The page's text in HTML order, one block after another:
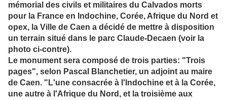
mémorial des civils et militaires du Calvados morts
pour la France en Indochine, Corée, Afrique du Nord et
opex, la Ville de Caen a décidé de mettre à disposition
un terrain situé dans le parc Claude-Decaen (voir la
photo ci-contre).
Le monument sera composé de trois parties: "Trois
pages", selon Pascal Blanchetier, un adjoint au maire
de Caen. "L'une consacrée à l'Indochine et à la Corée,
une autre à l'Afrique du Nord, et la troisième aux